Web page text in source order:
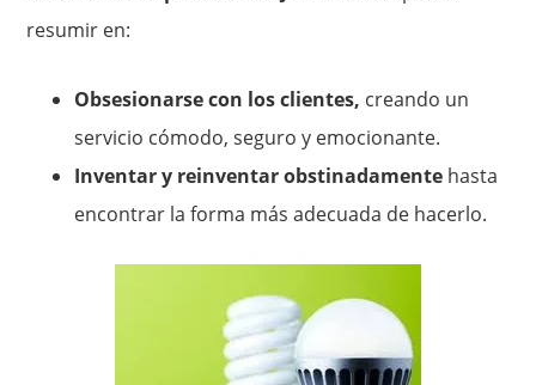
resumir en:
Obsesionarse con los clientes, creando un
servicio cómodo, seguro y emocionante.
Inventar y reinventar obstinadamente hasta
encontrar la forma más adecuada de hacerlo.